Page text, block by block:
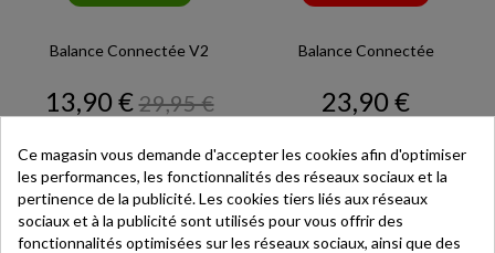
Balance Connectée V2
Prix
13,90 €Prix
de
base
29,95 €
Balance Connectée
Prix
23,90 €
Ce magasin vous demande d'accepter les cookies afin d'optimiser
les performances, les fonctionnalités des réseaux sociaux et la
pertinence de la publicité. Les cookies tiers liés aux réseaux
sociaux et à la publicité sont utilisés pour vous offrir des
fonctionnalités optimisées sur les réseaux sociaux, ainsi que des